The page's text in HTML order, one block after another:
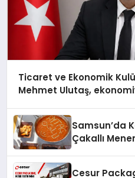
Ticaret ve Ekonomik
Mehmet Ulutaş,
Samsun’da
Çakallı
Cesur